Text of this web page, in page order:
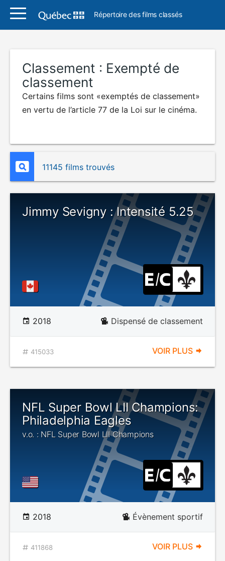
Répertoire des films classés
Classement : Exempté de
classement
Certains films sont «exemptés de classement»
en vertu de l’article 77 de la Loi sur le cinéma.
11145 films trouvés
Jimmy Sevigny : Intensité 5.25
2018 Dispensé de classement
415033 VOIR PLUS
NFL Super Bowl LII Champions:
Philadelphia Eagles
v.o. : NFL Super Bowl LII Champions
2018 Évènement sportif
411868 VOIR PLUS